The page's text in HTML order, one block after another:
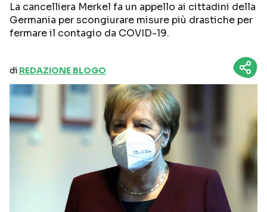
La cancelliera Merkel fa un appello ai cittadini della
Germania per scongiurare misure più drastiche per
fermare il contagio da COVID-19.
di REDAZIONE BLOGO